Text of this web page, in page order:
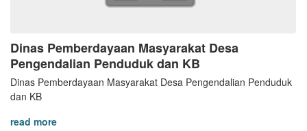
Dinas Pemberdayaan Masyarakat Desa
Pengendalian Penduduk dan KB
Dinas Pemberdayaan Masyarakat Desa Pengendalian Penduduk
dan KB
read more